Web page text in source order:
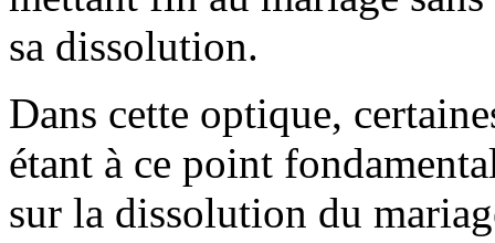
sa dissolution.
Dans cette optique,
étant à ce point
sur la dissolution du